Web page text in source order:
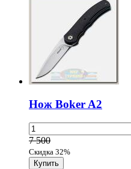
Нож Boker A2
7 500
Скидка 32%